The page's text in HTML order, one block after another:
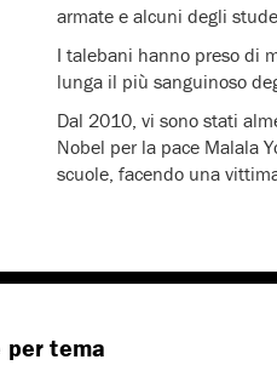
armate e alcuni degli
I talebani hanno preso di
lunga il più sanguinoso
Dal 2010, vi sono stati
Nobel per la pace Malala
scuole, facendo una
tema